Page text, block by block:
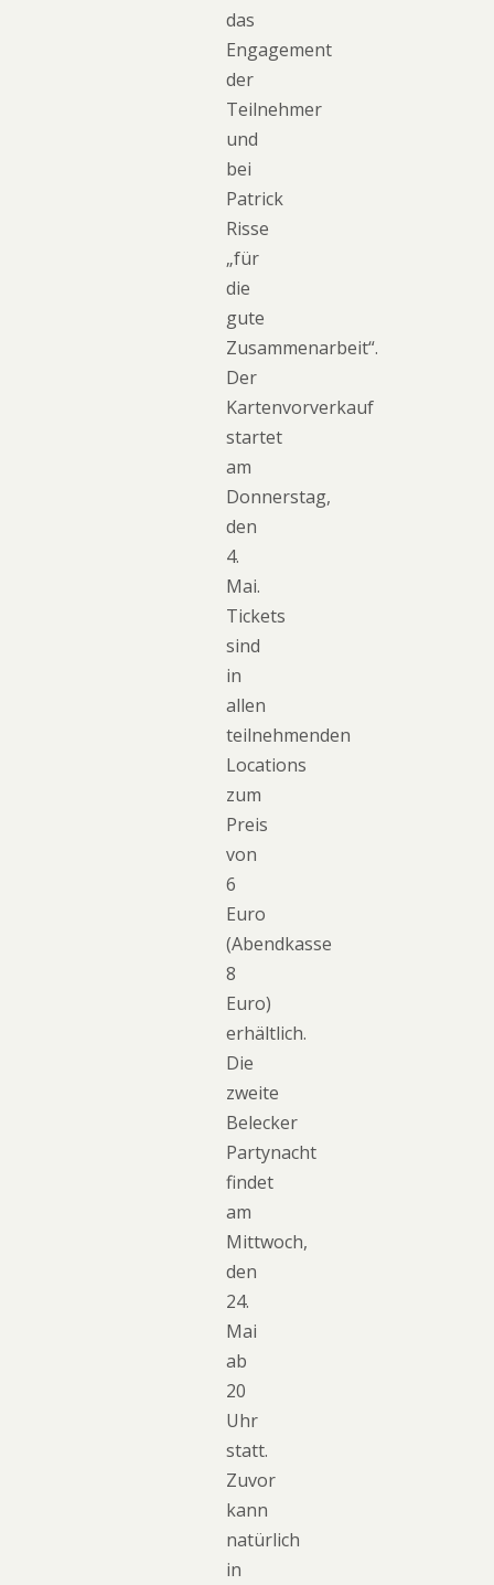
das
Engagement
der
Teilnehmer
und
bei
Patrick
Risse
„für
die
gute
Zusammenarbeit“.
Der
Kartenvorverkauf
startet
am
Donnerstag,
den
4.
Mai.
Tickets
sind
in
allen
teilnehmenden
Locations
zum
Preis
von
6
Euro
(Abendkasse
8
Euro)
erhältlich.
Die
zweite
Belecker
Partynacht
findet
am
Mittwoch,
den
24.
Mai
ab
20
Uhr
statt.
Zuvor
kann
natürlich
in